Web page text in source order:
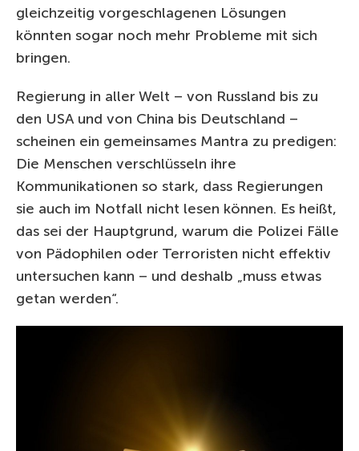
gleichzeitig vorgeschlagenen Lösungen
könnten sogar noch mehr Probleme mit sich
bringen.
Regierung in aller Welt – von Russland bis zu
den USA und von China bis Deutschland –
scheinen ein gemeinsames Mantra zu predigen:
Die Menschen verschlüsseln ihre
Kommunikationen so stark, dass Regierungen
sie auch im Notfall nicht lesen können. Es heißt,
das sei der Hauptgrund, warum die Polizei Fälle
von Pädophilen oder Terroristen nicht effektiv
untersuchen kann – und deshalb „muss etwas
getan werden“.